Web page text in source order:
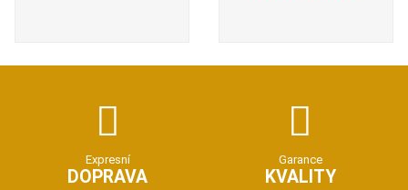
Expresní
DOPRAVA
Garance
KVALITY